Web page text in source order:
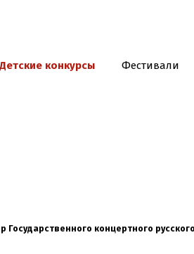
Детские конкурсы Фестивали
концертного